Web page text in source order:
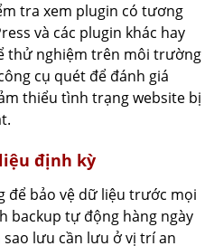
tra xem plugin có tương
và các plugin khác hay
thử nghiệm trên môi trường
cụ quét để đánh giá
thiểu tình trạng website bị
định kỳ
để bảo vệ dữ liệu trước mọi
backup tự động hàng ngày
lưu cần lưu ở vị trí an